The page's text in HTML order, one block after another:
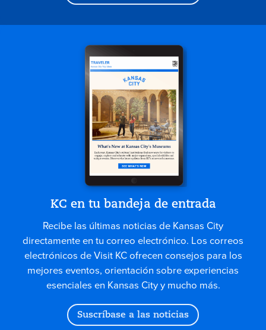
KC en tu bandeja de entrada
Recibe las últimas noticias de Kansas City
directamente en tu correo electrónico. Los correos
electrónicos de Visit KC ofrecen consejos para los
mejores eventos, orientación sobre experiencias
esenciales en Kansas City y mucho más.
Suscríbase a las noticias